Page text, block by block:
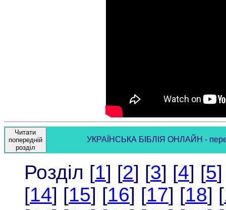
Читати
попередній
розділ
УКРАЇНСЬКА БІБЛІЯ ОНЛАЙН -
Розділ [1] [2] [3] [4] [5
[14] [15] [16] [17] [18] [